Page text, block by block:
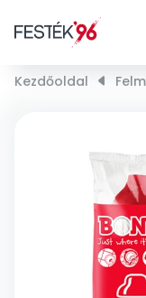
Kezdőoldal right_small